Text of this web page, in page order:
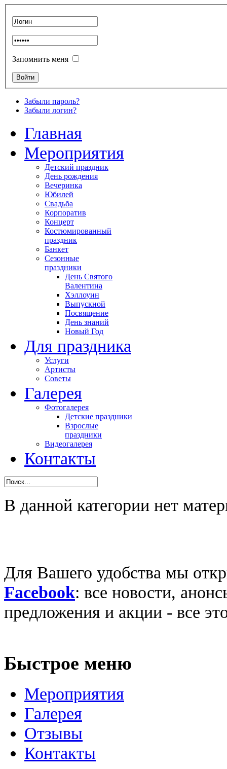
Запомнить меня
Забыли пароль?
Забыли логин?
Главная
Мероприятия
Детский праздник
День рождения
Вечеринка
Юбилей
Свадьба
Корпоратив
Концерт
Костюмированный
праздник
Банкет
Сезонные
праздники
День Святого
Валентина
Хэллоуин
Выпускной
Посвящение
День знаний
Новый Год
Для праздника
Услуги
Артисты
Советы
Галерея
Фотогалерея
Детские праздники
Взрослые
праздники
Видеогалерея
Контакты
В данной категории нет
Для Вашего удобства мы
Facebook: все новости,
предложения и акции - все
Быстрое меню
Мероприятия
Галерея
Отзывы
Контакты